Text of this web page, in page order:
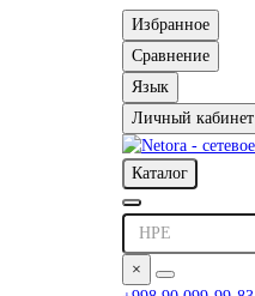
Избранное
Сравнение
Язык
Личный кабинет
Каталог
×